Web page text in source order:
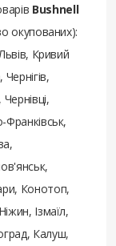
Bushnell
окупованих):
Кривий
Конотоп,
Ізмаїл,
Калуш,